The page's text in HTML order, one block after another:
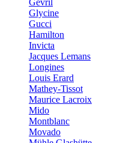
Gevril
Glycine
Gucci
Hamilton
Invicta
Jacques Lemans
Longines
Louis Erard
Mathey-Tissot
Maurice Lacroix
Mido
Montblanc
Movado